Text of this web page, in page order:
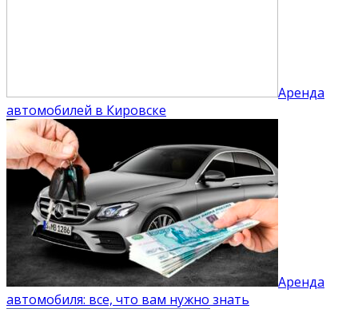
Аренда
автомобилей в Кировске
Аренда
автомобиля: все, что вам нужно знать